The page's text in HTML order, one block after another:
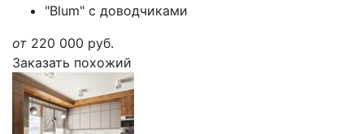
"Blum" с доводчиками
от 220 000 руб.
Заказать похожий